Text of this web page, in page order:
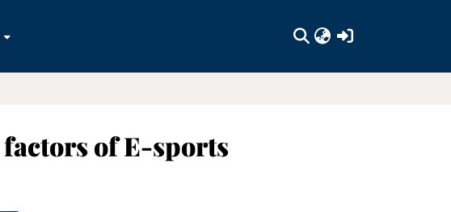
of E-sports